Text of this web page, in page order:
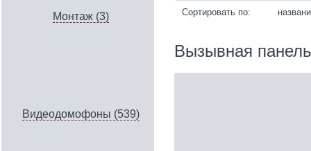
Монтаж (3)
Видеодомофоны (539)
Сортировать по:
Вызывная